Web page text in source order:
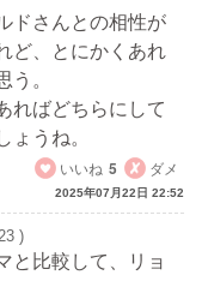
ドさんとの相性が
ど、とにかくあれ
う。
ればどちらにして
ょうね。
いいね 5 ダメ
2025年07月22日 22:52
)
と比較して、リョ